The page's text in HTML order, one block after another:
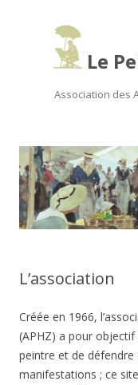
Le
Association des
L’association
Créée en 1966,
(APHZ) a pour objectif
peintre et de
manifestations ; ce